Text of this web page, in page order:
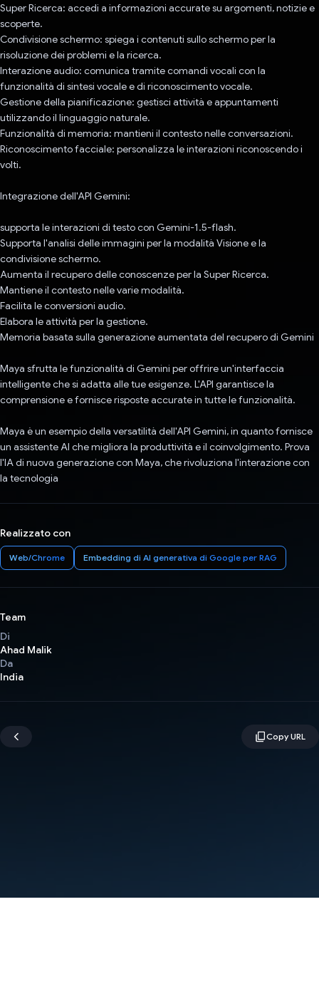
Super Ricerca: accedi a informazioni accurate su argomenti, notizie e
scoperte.
Condivisione schermo: spiega i contenuti sullo schermo per la
risoluzione dei problemi e la ricerca.
Interazione audio: comunica tramite comandi vocali con la
funzionalità di sintesi vocale e di riconoscimento vocale.
Gestione della pianificazione: gestisci attività e appuntamenti
utilizzando il linguaggio naturale.
Funzionalità di memoria: mantieni il contesto nelle conversazioni.
Riconoscimento facciale: personalizza le interazioni riconoscendo i
volti.
Integrazione dell'API Gemini:
supporta le interazioni di testo con Gemini-1.5-flash.
Supporta l'analisi delle immagini per la modalità Visione e la
condivisione schermo.
Aumenta il recupero delle conoscenze per la Super Ricerca.
Mantiene il contesto nelle varie modalità.
Facilita le conversioni audio.
Elabora le attività per la gestione.
Memoria basata sulla generazione aumentata del recupero di Gemini
Maya sfrutta le funzionalità di Gemini per offrire un'interfaccia
intelligente che si adatta alle tue esigenze. L'API garantisce la
comprensione e fornisce risposte accurate in tutte le funzionalità.
Maya è un esempio della versatilità dell'API Gemini, in quanto fornisce
un assistente AI che migliora la produttività e il coinvolgimento. Prova
l'IA di nuova generazione con Maya, che rivoluziona l'interazione con
la tecnologia
Realizzato con
Web/Chrome Embedding di AI generativa di Google per RAG
Team
Di
Ahad Malik
Da
India